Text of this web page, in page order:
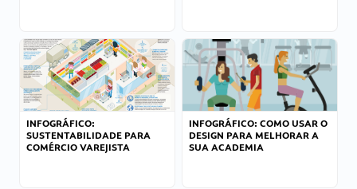
INFOGRÁFICO:
SUSTENTABILIDADE PARA
COMÉRCIO VAREJISTA
INFOGRÁFICO: COMO USAR O
DESIGN PARA MELHORAR A
SUA ACADEMIA